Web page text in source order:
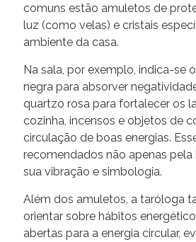
comuns estão amuletos de
luz (como velas) e cristais
ambiente da casa.
Na sala, por exemplo, indica-se
negra para absorver
quartzo rosa para fortalecer os
cozinha, incensos e objetos de
circulação de boas energias.
recomendados não apenas pela
sua vibração e simbologia.
Além dos amuletos, a taróloga
orientar sobre hábitos
abertas para a energia circular,